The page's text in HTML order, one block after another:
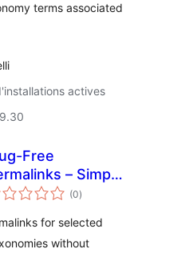
terms associated
actives
Free
– Simple
Based URLs
(0notes
en
)
for selected
without